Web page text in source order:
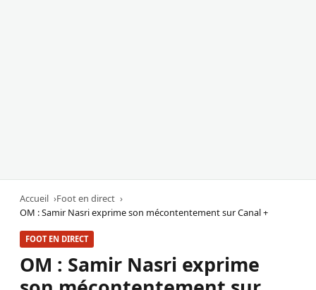
Accueil
Foot en direct
OM : Samir Nasri exprime son mécontentement sur Canal +
FOOT EN DIRECT
OM : Samir Nasri exprime